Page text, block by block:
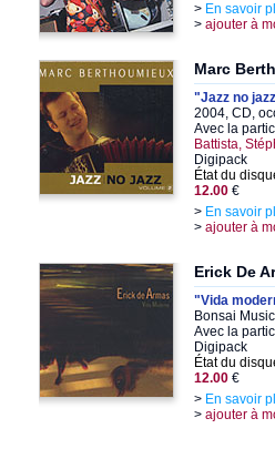
> En savoir
> ajouter à
Marc
"Jazz no
2004, CD,
Avec la
Battista,
Digipack
État du
12.00 €
> En savoir
> ajouter à
Erick De
"Vida
Bonsai
Avec la
Digipack
État du
12.00 €
> En savoir
> ajouter à